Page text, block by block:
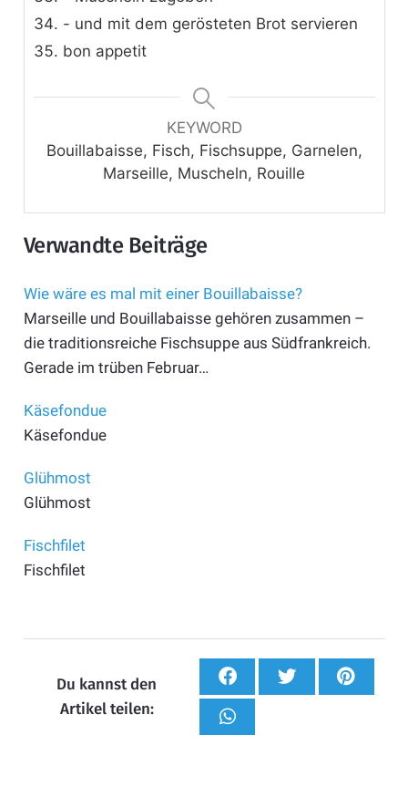
- und mit dem gerösteten Brot servieren
bon appetit
KEYWORD
Bouillabaisse, Fisch, Fischsuppe, Garnelen,
Marseille, Muscheln, Rouille
Verwandte Beiträge
Wie wäre es mal mit einer Bouillabaisse?
Marseille und Bouillabaisse gehören zusammen –
die traditionsreiche Fischsuppe aus Südfrankreich.
Gerade im trüben Februar…
Käsefondue
Käsefondue
Glühmost
Glühmost
Fischfilet
Fischfilet
Du kannst den
Artikel teilen: